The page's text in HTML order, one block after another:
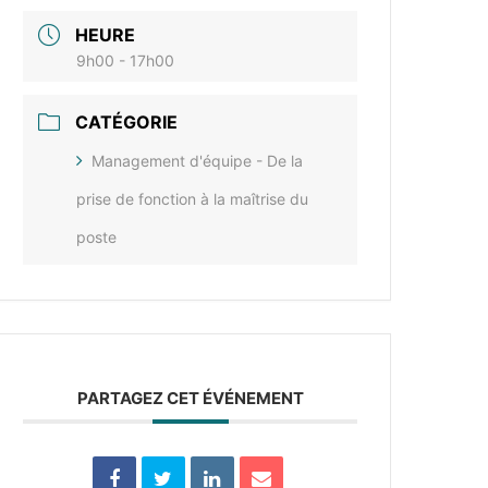
HEURE
9h00 - 17h00
CATÉGORIE
Management d'équipe - De la
prise de fonction à la maîtrise du
poste
PARTAGEZ CET ÉVÉNEMENT